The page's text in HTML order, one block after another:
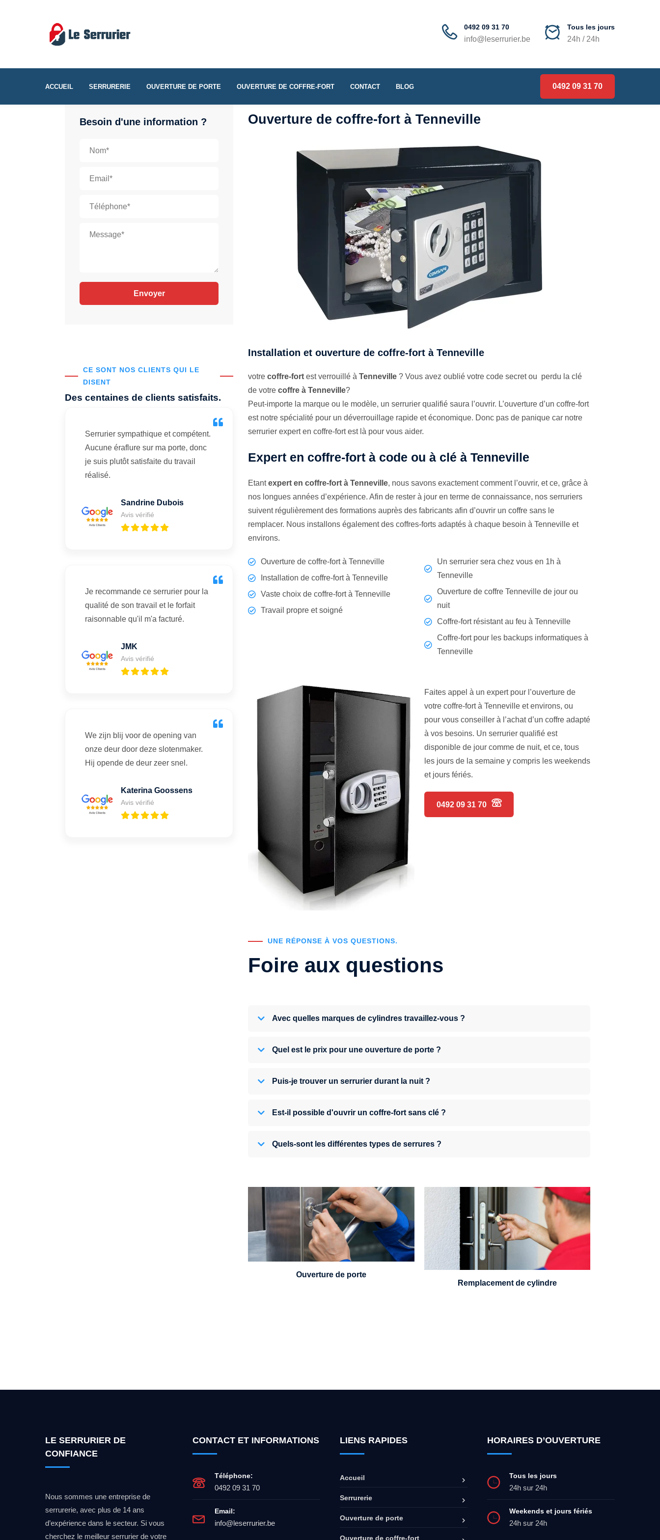
0492 09 31 70
info@leserrurier.be
Tous les jours
24h / 24h
ACCUEIL SERRURERIE OUVERTURE DE PORTE OUVERTURE DE COFFRE-FORT CONTACT BLOG 0492 09 31 70
Besoin d'une information ?
CE SONT NOS CLIENTS QUI LE
DISENT
Des centaines de clients satisfaits.
Serrurier sympathique et compétent.
Aucune éraflure sur ma porte, donc
je suis plutôt satisfaite du travail
réalisé.
Sandrine Dubois
Avis vérifié
Je recommande ce serrurier pour la
qualité de son travail et le forfait
raisonnable qu'il m'a facturé.
JMK
Avis vérifié
We zijn blij voor de opening van
onze deur door deze slotenmaker.
Hij opende de deur zeer snel.
Katerina Goossens
Avis vérifié
Ouverture de coffre-fort à Tenneville
Installation et ouverture de coffre-fort à Tenneville
votrecoffre-fort est verrouillé àTenneville ? Vous avez oublié votre code secret ou perdu la clé
de votrecoffre à Tenneville?
Peut-importe la marque ou le modèle, un serrurier qualifié saura l’ouvrir. L’ouverture d’un coffre-fort
est notre spécialité pour un déverrouillage rapide et économique. Donc pas de panique car notre
serrurier expert en coffre-fort est là pour vous aider.
Expert en coffre-fort à code ou à clé à Tenneville
Etantexpert en coffre-fort à Tenneville, nous savons exactement comment l’ouvrir, et ce, grâce à
nos longues années d’expérience. Afin de rester à jour en terme de connaissance, nos serruriers
suivent régulièrement des formations auprès des fabricants afin d’ouvrir un coffre sans le
remplacer. Nous installons également des coffres-forts adaptés à chaque besoin à Tenneville et
environs.
Ouverture de coffre-fort à Tenneville
Installation de coffre-fort à Tenneville
Vaste choix de coffre-fort à Tenneville
Travail propre et soigné
Un serrurier sera chez vous en 1h à
Tenneville
Ouverture de coffre Tenneville de jour ou
nuit
Coffre-fort résistant au feu à Tenneville
Coffre-fort pour les backups informatiques à
Tenneville
Faites appel à un expert pour l’ouverture de
votre coffre-fort à Tenneville et environs, ou
pour vous conseiller à l’achat d’un coffre adapté
à vos besoins. Un serrurier qualifié est
disponible de jour comme de nuit, et ce, tous
les jours de la semaine y compris les weekends
et jours fériés.
0492 09 31 70
UNE RÉPONSE À VOS QUESTIONS.
Foire aux questions
Avec quelles marques de cylindres travaillez-vous ?
Quel est le prix pour une ouverture de porte ?
Puis-je trouver un serrurier durant la nuit ?
Est-il possible d'ouvrir un coffre-fort sans clé ?
Quels-sont les différentes types de serrures ?
Vous avez perdu vos clés ou la porte s'est
refermée derrière vous ? Un serrurier est
disponible 24h/7.
Ouverture de porte
Un serrurier sera en mesure de choisir et
remplacer un cylindre standard, à 5
leviers ou à 3 leviers, Mul-T-Lock ou
encore multipoints.
Remplacement de cylindre
LE SERRURIER DE
CONFIANCE
Nous sommes une entreprise de
serrurerie, avec plus de 14 ans
d’expérience dans le secteur. Si vous
cherchez le meilleur serrurier de votre
CONTACT ET INFORMATIONS
Téléphone:
0492 09 31 70
Email:
info@leserrurier.be
LIENS RAPIDES
Accueil
Serrurerie
Ouverture de porte
Ouverture de coffre-fort
HORAIRES D’OUVERTURE
Tous les jours
24h sur 24h
Weekends et jours fériés
24h sur 24h